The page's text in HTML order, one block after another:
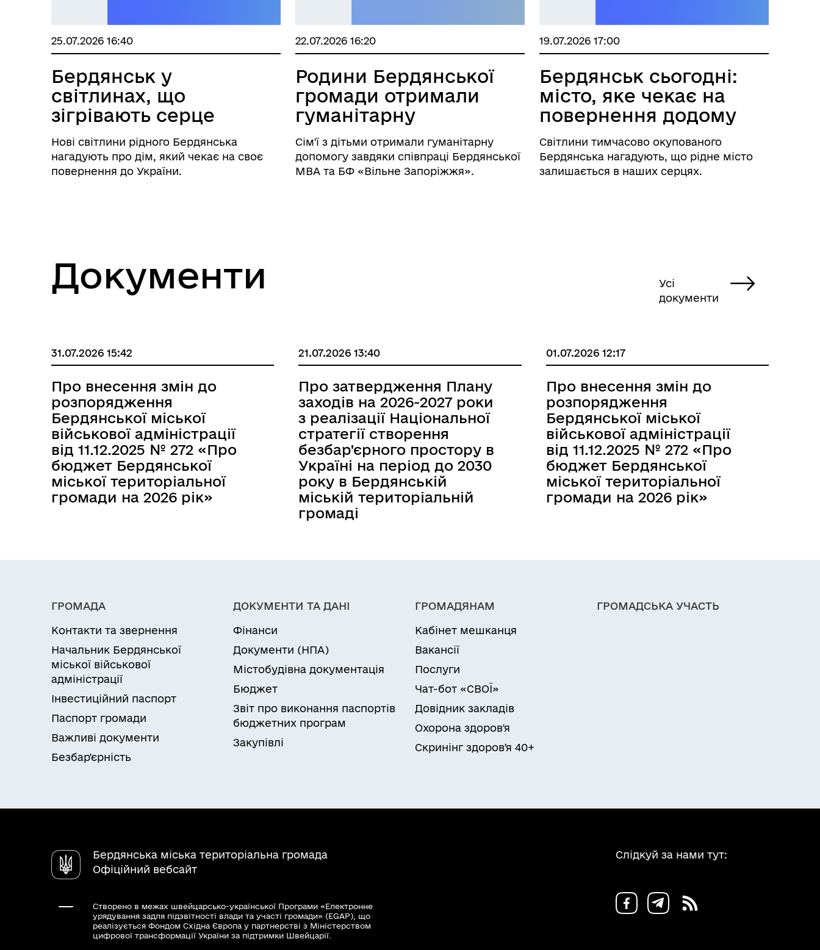
25.07.2026 16:40
Бердянськ у
світлинах, що
зігрівають серце
Нові світлини рідного Бердянська
нагадують про дім, який чекає на своє
повернення до України.
22.07.2026 16:20
Родини Бердянської
громади отримали
гуманітарну
допомогу
Сім'ї з дітьми отримали гуманітарну
допомогу завдяки співпраці Бердянської
МВА та БФ «Вільне Запоріжжя».
19.07.2026 17:00
Бердянськ сьогодні:
місто, яке чекає на
повернення додому
Світлини тимчасово окупованого
Бердянська нагадують, що рідне місто
залишається в наших серцях.
Документи
Усі
документи
31.07.2026 15:42
Про внесення змін до
розпорядження
Бердянської міської
військової адміністрації
від 11.12.2025 № 272 «Про
бюджет Бердянської
міської територіальної
громади на 2026 рік»
21.07.2026 13:40
Про затвердження Плану
заходів на 2026-2027 роки
з реалізації Національної
стратегії створення
безбар'єрного простору в
Україні на період до 2030
року в Бердянській
міській територіальній
громаді
01.07.2026 12:17
Про внесення змін до
розпорядження
Бердянської міської
військової адміністрації
від 11.12.2025 № 272 «Про
бюджет Бердянської
міської територіальної
громади на 2026 рік»
ГРОМАДА
Контакти та звернення
Начальник Бердянської
міської військової
адміністрації
Інвестиційний паспорт
Паспорт громади
Важливі документи
Безбар'єрність
ДОКУМЕНТИ ТА ДАНІ
Фінанси
Документи (НПА)
Містобудівна документація
Бюджет
Звіт про виконання паспортів
бюджетних програм
Закупівлі
ГРОМАДЯНАМ
Кабінет мешканця
Вакансії
Послуги
Чат-бот «СВОЇ»
Довідник закладів
Охорона здоров'я
Скринінг здоровʼя 40+
ГРОМАДСЬКА УЧАСТЬ
Бердянська міська територіальна громада
Офіційний вебсайт
Створено в межах швейцарсько-української Програми «Електронне
урядування задля підзвітності влади та участі громади» (EGAP), що
реалізується Фондом Східна Європа у партнерстві з Міністерством
цифрової трансформації України за підтримки Швейцарії.
Слідкуй за нами тут: